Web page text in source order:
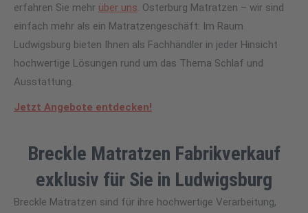
erfahren Sie mehr über uns. Osterburg Matratzen – wir sind
einfach mehr als ein Matratzengeschäft: Im Raum
Ludwigsburg bieten Ihnen als Fachhändler in jeder Hinsicht
hochwertige Lösungen rund um das Thema Schlaf und
Ausstattung.
Jetzt Angebote entdecken!
Breckle Matratzen Fabrikverkauf
exklusiv für Sie in Ludwigsburg
Breckle Matratzen sind für ihre hochwertige Verarbeitung,